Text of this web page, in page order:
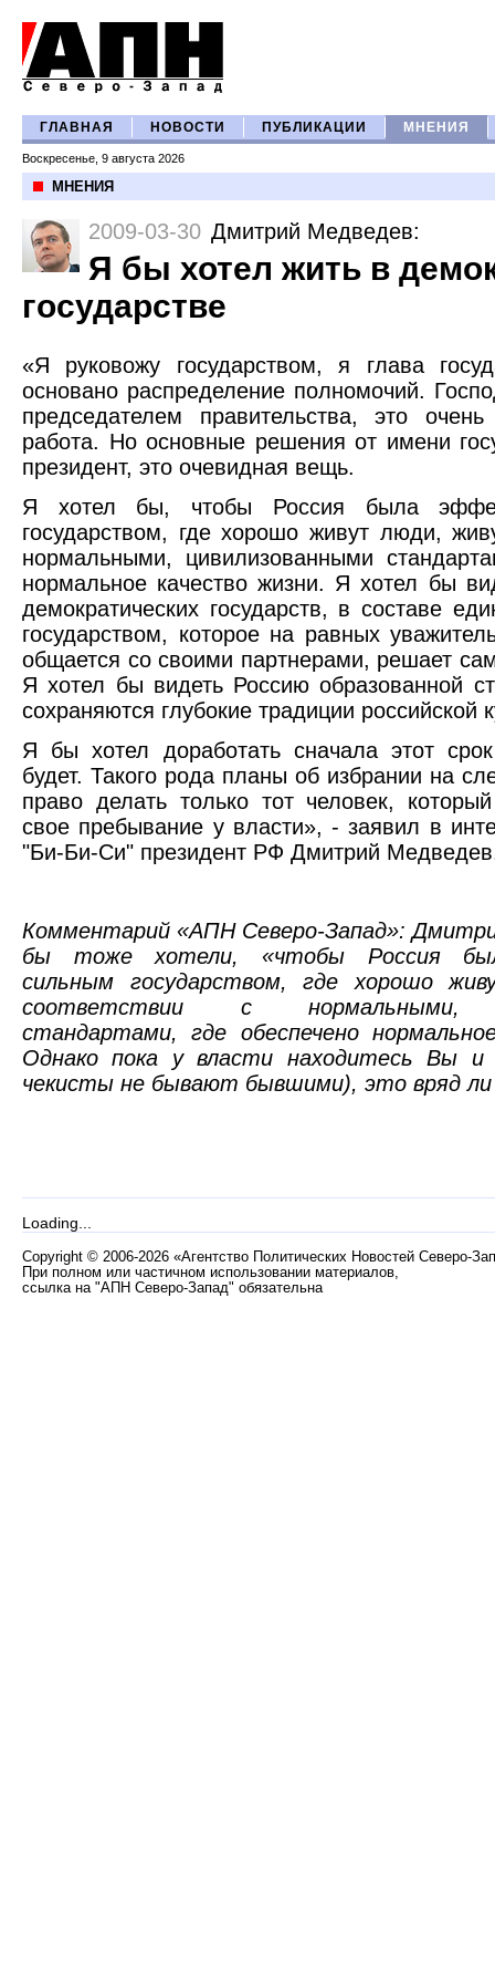
ГЛАВНАЯ НОВОСТИ ПУБЛИКАЦИИ МНЕНИЯ
Воскресенье, 9 августа 2026
МНЕНИЯ
2009-03-30 Дмитрий Медведев:
Я бы хотел жить в
государстве
«Я руковожу государством, я глава
основано распределение полномочий.
председателем правительства, это
работа. Но основные решения от имени
президент, это очевидная вещь.
Я хотел бы, чтобы Россия была
государством, где хорошо живут люди,
нормальными, цивилизованными
нормальное качество жизни. Я хотел бы
демократических государств, в составе
государством, которое на равных
общается со своими партнерами, решает
Я хотел бы видеть Россию образованной
сохраняются глубокие традиции российской
Я бы хотел доработать сначала этот
будет. Такого рода планы об избрании на
право делать только тот человек,
свое пребывание у власти», - заявил в
"Би-Би-Си" президент РФ Дмитрий
Комментарий «АПН Северо-Запад»:
бы тоже хотели, «чтобы Россия
сильным государством, где хорошо
соответствии с нормальными,
стандартами, где обеспечено
Однако пока у власти находитесь Вы
чекисты не бывают бывшими), это вряд ли
Loading...
Copyright © 2006-2026 «Агентство Политических Новостей Северо-
При полном или частичном использовании материалов,
ссылка на "АПН Северо-Запад" обязательна